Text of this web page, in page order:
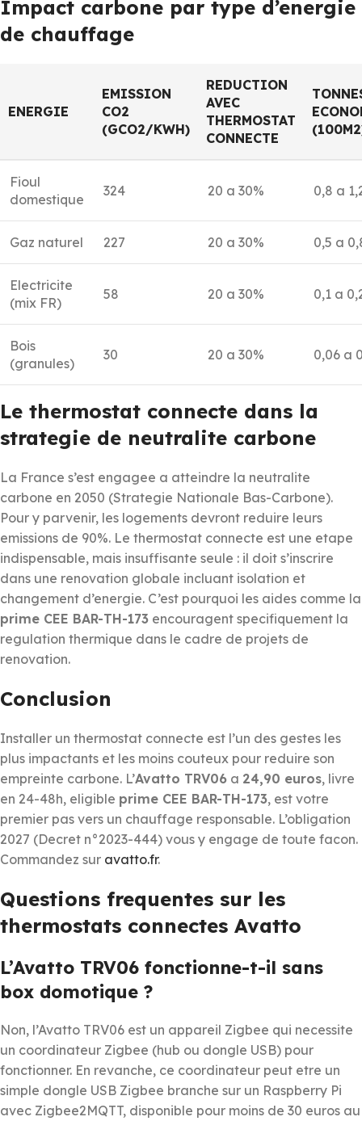
Impact carbone par type d’energie
de chauffage
ENERGIE
EMISSION
CO2
(GCO2/KWH)
REDUCTION
AVEC
THERMOSTAT
CONNECTE
Fioul
domestique
324 20 a 30% 0,8 a
Gaz naturel 227 20 a 30% 0,5 a
Electricite
(mix FR)
58 20 a 30% 0,1 a
Bois
(granules)
30 20 a 30% 0,06 a
Le thermostat connecte dans la
strategie de neutralite carbone
La France s’est engagee a atteindre la neutralite
carbone en 2050 (Strategie Nationale Bas-Carbone).
Pour y parvenir, les logements devront reduire leurs
emissions de 90%. Le thermostat connecte est une etape
indispensable, mais insuffisante seule : il doit s’inscrire
dans une renovation globale incluant isolation et
changement d’energie. C’est pourquoi les aides comme la
prime CEE BAR-TH-173 encouragent specifiquement la
regulation thermique dans le cadre de projets de
renovation.
Conclusion
Installer un thermostat connecte est l’un des gestes les
plus impactants et les moins couteux pour reduire son
empreinte carbone. L’Avatto TRV06 a 24,90 euros, livre
en 24-48h, eligible prime CEE BAR-TH-173, est votre
premier pas vers un chauffage responsable. L’obligation
2027 (Decret n°2023-444) vous y engage de toute facon.
Commandez sur avatto.fr.
Questions frequentes sur les
thermostats connectes Avatto
L’Avatto TRV06 fonctionne-t-il sans
box domotique ?
Non, l’Avatto TRV06 est un appareil Zigbee qui necessite
un coordinateur Zigbee (hub ou dongle USB) pour
fonctionner. En revanche, ce coordinateur peut etre un
simple dongle USB Zigbee branche sur un Raspberry Pi
avec Zigbee2MQTT, disponible pour moins de 30 euros au